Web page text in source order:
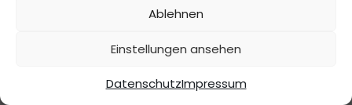
Ablehnen
Einstellungen ansehen
DatenschutzImpressum
© Verwaltungsgemeinschaft Mitterfels | 2026 |
Datenschutz
Impressum Inhaltsverzeichnis